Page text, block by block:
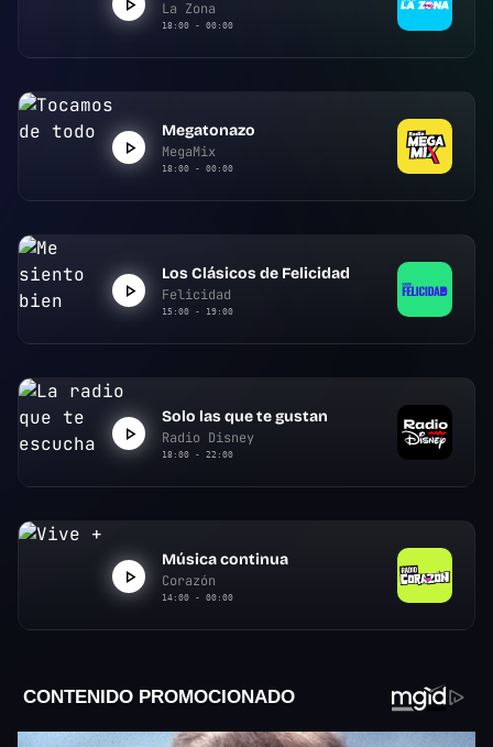
La Zona
18:00 - 00:00
Megatonazo
MegaMix
18:00 - 00:00
Los Clásicos de Felicidad
Felicidad
15:00 - 19:00
Solo las que te gustan
Radio Disney
18:00 - 22:00
Música continua
Corazón
14:00 - 00:00